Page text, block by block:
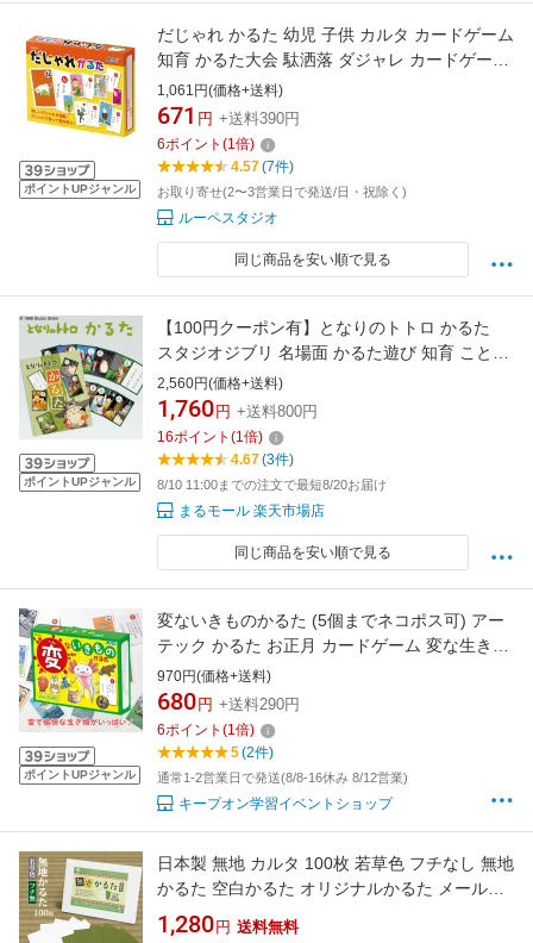
ポイントUPジャンル
だじゃれ かるた 幼児 子供 カルタ カードゲーム
知育 かるた大会 駄洒落 ダジャレ カードゲーム
小学生
1,061円(価格+送料)
671 円 +送料390円
6ポイント (1倍)
4.57(7件)
お取り寄せ(2〜3営業日で発送/日・祝除く)
ルーペスタジオ
同じ商品を安い順で見る
ポイントUPジャンル
【100円クーポン有】となりのトトロ かるた
スタジオジブリ 名場面 かるた遊び 知育 ことば
文字 カルタ トトロのかるた カードゲーム ファ
ミリートイ キャラクターグッズ 子ども 玩具 ゲ
ーム
2,560円(価格+送料)
1,760 円 +送料800円
16ポイント (1倍)
4.67(3件)
8/10 11:00までの注文で最短8/20お届け
まるモール 楽天市場店
同じ商品を安い順で見る
ポイントUPジャンル
変ないきものかるた (5個までネコポス可) アー
テック かるた お正月 カードゲーム 変な生き物
不思議 生物 動物 珍しい 幼稚園 保育園 子ども
970円(価格+送料)
680 円 +送料290円
6ポイント (1倍)
5(2件)
通常1-2営業日で発送(8/8-16休み 8/12営業)
キープオン学習イベントショップ
日本製 無地 カルタ 100枚 若草色 フチなし 無地
かるた 空白かるた オリジナルかるた メール便
発送
1,280 円 送料無料